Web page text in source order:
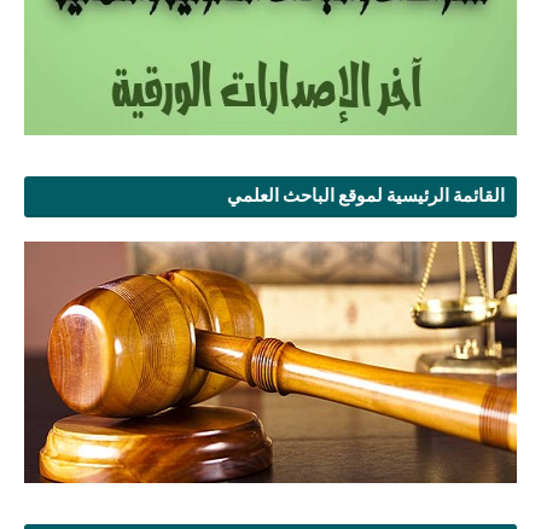
القائمة الرئيسية لموقع الباحث العلمي